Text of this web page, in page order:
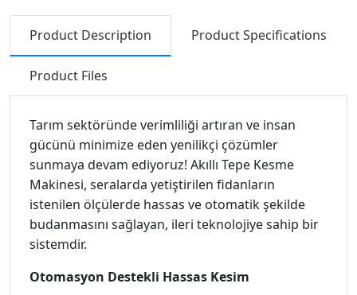
Product Description Product Specifications
Product Files
Tarım sektöründe verimliliği artıran ve insan
gücünü minimize eden yenilikçi çözümler
sunmaya devam ediyoruz! Akıllı Tepe Kesme
Makinesi, seralarda yetiştirilen fidanların
istenilen ölçülerde hassas ve otomatik şekilde
budanmasını sağlayan, ileri teknolojiye sahip bir
sistemdir.
Otomasyon Destekli Hassas Kesim